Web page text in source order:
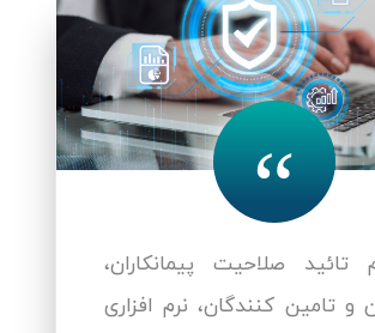
“
تائید صلاحیت پیمانکاران،
و تامین کنندگان، نرم افزاری